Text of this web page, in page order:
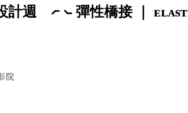
計週 ⦧ ⦦ 彈性橋接 ｜
院